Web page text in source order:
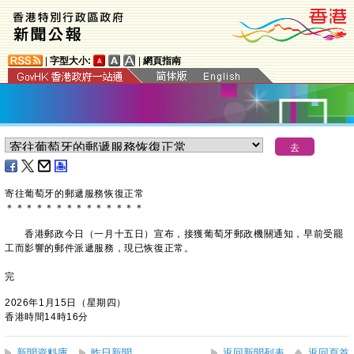
字型大小: 網頁指南
寄往葡萄牙的郵遞服務恢復正常
＊ ＊ ＊ ＊ ＊ ＊ ＊ ＊ ＊ ＊ ＊ ＊ ＊ ＊
​香港郵政今日（一月十五日）宣布，接獲葡萄牙郵政機關通知，早前受罷
工而影響的郵件派遞服務，現已恢復正常。
完
2026年1月15日（星期四）
香港時間14時16分